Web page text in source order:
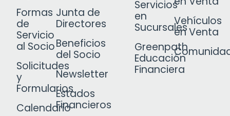
Formas
de
Servicio
al Socio
Solicitudes
y
Formularios
Calendario
Junta de
Directores
Beneficios
del Socio
Newsletter
Estados
Financieros
Servicios
en
Sucursales
Greenpath
Educación
Financiera
Vehículos
en Venta